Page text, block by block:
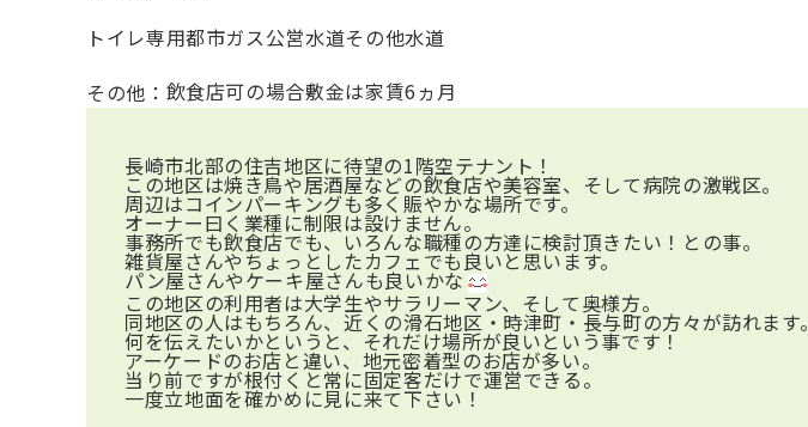
トイレ専用都市ガス公営水道その他水道
その他： 飲食店可の場合敷金は家賃6ヵ月
長崎市北部の住吉地区に待望の1階空テナント！
この地区は焼き鳥や居酒屋などの飲食店や美容室、そして病院の激戦区。
周辺はコインパーキングも多く賑やかな場所です。
オーナー曰く業種に制限は設けません。
事務所でも飲食店でも、いろんな職種の方達に検討頂きたい！との事。
雑貨屋さんやちょっとしたカフェでも良いと思います。
パン屋さんやケーキ屋さんも良いかな
この地区の利用者は大学生やサラリーマン、そして奥様方。
同地区の人はもちろん、近くの滑石地区・時津町・長与町の方々が訪れます。
何を伝えたいかというと、それだけ場所が良いという事です！
アーケードのお店と違い、地元密着型のお店が多い。
当り前ですが根付くと常に固定客だけで運営できる。
一度立地面を確かめに見に来て下さい！